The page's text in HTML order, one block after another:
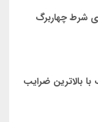
شرط چهاربرگ
بالاترین ضرایب